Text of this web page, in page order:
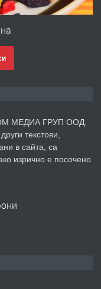
преди 2 години
уроци по
МЕДИА ГРУП ООД.
текстови,
в сайта, са
изрично е посочено